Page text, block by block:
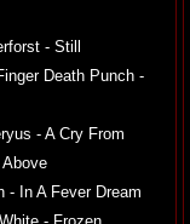
- Still
Death Punch -
- A Cry From
- In A Fever Dream